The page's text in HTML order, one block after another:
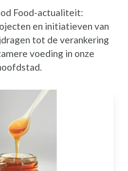
Food-actualiteit:
en initiatieven van
tot de verankering
voeding in onze